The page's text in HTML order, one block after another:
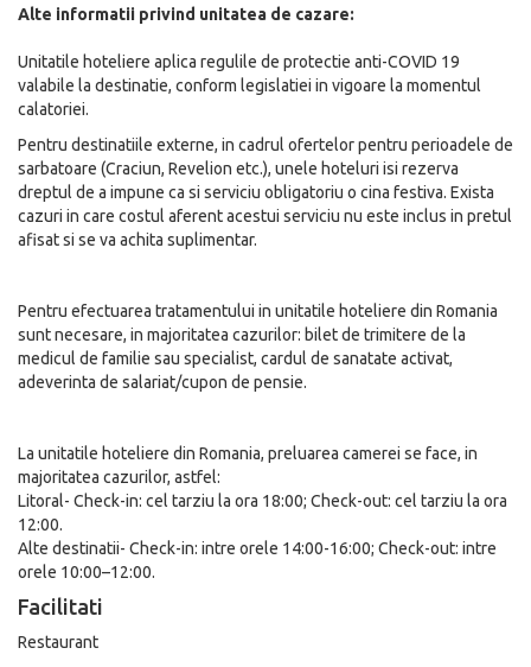
Alte informatii privind unitatea de cazare:
Unitatile hoteliere aplica regulile de protectie anti-COVID 19
valabile la destinatie, conform legislatiei in vigoare la momentul
calatoriei.
Pentru destinatiile externe, in cadrul ofertelor pentru perioadele de
sarbatoare (Craciun, Revelion etc.), unele hoteluri isi rezerva
dreptul de a impune ca si serviciu obligatoriu o cina festiva. Exista
cazuri in care costul aferent acestui serviciu nu este inclus in pretul
afisat si se va achita suplimentar.
Pentru efectuarea tratamentului in unitatile hoteliere din Romania
sunt necesare, in majoritatea cazurilor: bilet de trimitere de la
medicul de familie sau specialist, cardul de sanatate activat,
adeverinta de salariat/cupon de pensie.
La unitatile hoteliere din Romania, preluarea camerei se face, in
majoritatea cazurilor, astfel:
Litoral- Check-in: cel tarziu la ora 18:00; Check-out: cel tarziu la ora
12:00.
Alte destinatii- Check-in: intre orele 14:00-16:00; Check-out: intre
orele 10:00–12:00.
Facilitati
Restaurant